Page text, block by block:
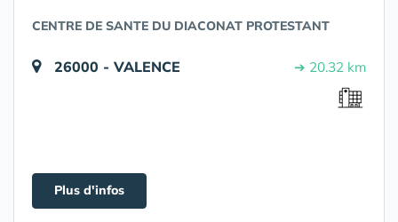
CENTRE DE SANTE DU DIACONAT PROTESTANT
26000 - VALENCE ➔ 20.32 km
Plus d'infos